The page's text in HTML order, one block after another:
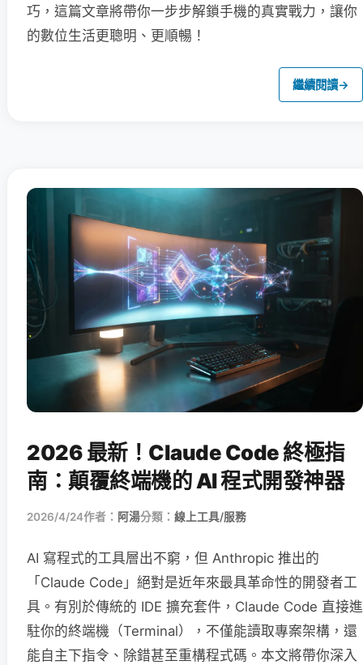
巧，這篇文章將帶你一步步解鎖手機的真實戰力，讓你
的數位生活更聰明、更順暢！
繼續閱讀→
2026 最新！Claude Code 終極指
南：顛覆終端機的 AI 程式開發神器
2026/4/24作者： 阿湯分類： 線上工具/服務
AI 寫程式的工具層出不窮，但 Anthropic 推出的
「Claude Code」絕對是近年來最具革命性的開發者工
具。有別於傳統的 IDE 擴充套件，Claude Code 直接進
駐你的終端機（Terminal），不僅能讀取專案架構，還
能自主下指令、除錯甚至重構程式碼。本文將帶你深入